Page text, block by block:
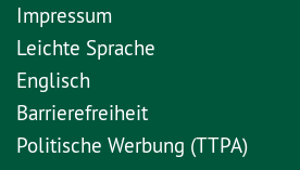
Impressum
Leichte Sprache
Englisch
Barrierefreiheit
Politische Werbung (TTPA)